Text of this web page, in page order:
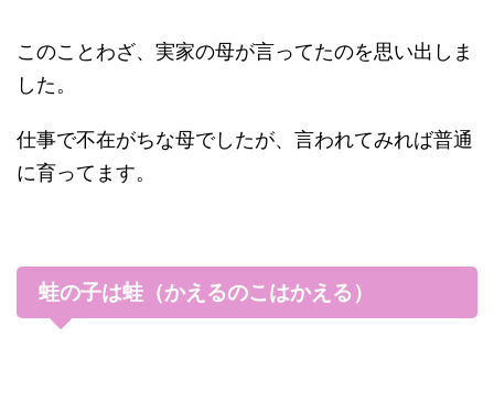
このことわざ、実家の母が言ってたのを思い出しま
した。
仕事で不在がちな母でしたが、言われてみれば普通
に育ってます。
蛙の子は蛙（かえるのこはかえる）